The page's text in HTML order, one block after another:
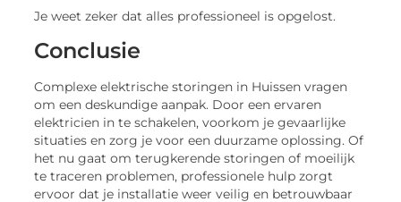
Je weet zeker dat alles professioneel is opgelost.
Conclusie
Complexe elektrische storingen in Huissen vragen
om een deskundige aanpak. Door een ervaren
elektricien in te schakelen, voorkom je gevaarlijke
situaties en zorg je voor een duurzame oplossing. Of
het nu gaat om terugkerende storingen of moeilijk
te traceren problemen, professionele hulp zorgt
ervoor dat je installatie weer veilig en betrouwbaar